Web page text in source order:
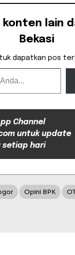
konten lain
Bekasi
dapatkan pos
Channel
untuk update
hari
Opini BPK